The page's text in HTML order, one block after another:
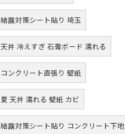
結露対策シート貼り 埼玉
天井 冷えすぎ 石膏ボード 濡れる
コンクリート直張り 壁紙
夏 天井 濡れる 壁紙 カビ
結露対策シート貼り コンクリート下地